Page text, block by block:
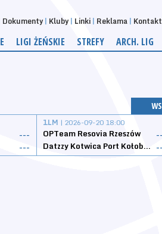
Dokumenty Kluby Linki Reklama Kontakt
LIGI ŻEŃSKIE STREFY ARCH. LIG
---
---
1LM | 2026-09-20 18:00
OPTeam Resovia Rzeszów
Datzzy Kotwica Port Kołobrzeg